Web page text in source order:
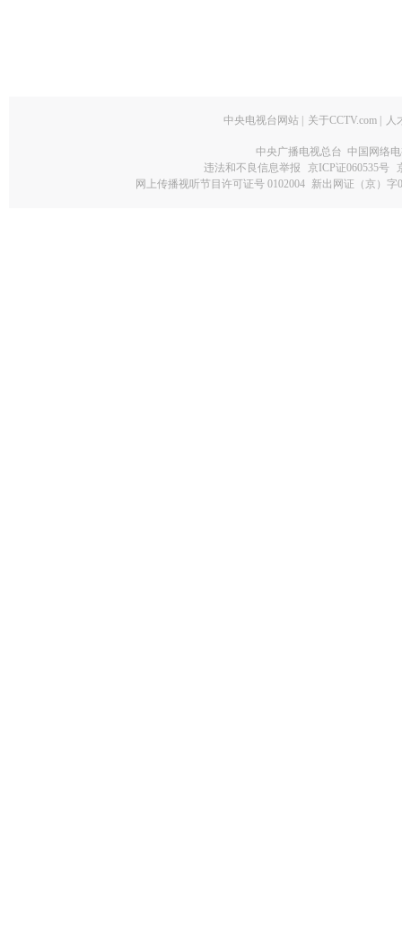
中央电视台网站 关于CCTV.com 人
中央广播电视总台 中国网络
违法和不良信息举报
京ICP证060535号
网上传播视听节目许可证号 0102004 新出网证（京）